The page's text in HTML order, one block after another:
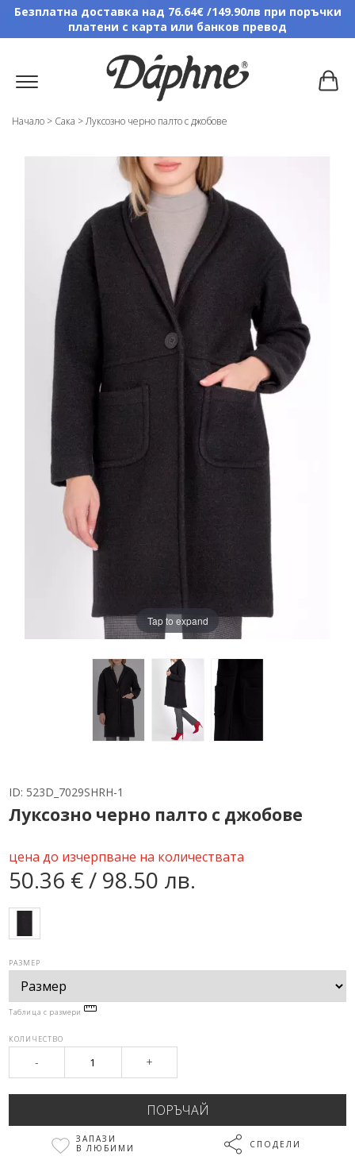
Безплатна доставка над 76.64€ /149.90лв при поръчки
платени с карта или банков превод
Начало > Сака >Луксозно черно палто с джобове
Tap to expand
ID: 523D_7029SHRH-1
Луксозно черно палто с джобове
цена до изчерпване на количествата
50.36 € / 98.50 лв.
РАЗМЕР
Таблица с размери
КОЛИЧЕСТВО
- +
ЗАПАЗИ
В ЛЮБИМИ
СПОДЕЛИ